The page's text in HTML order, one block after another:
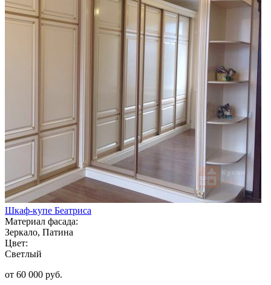
Шкаф-купе Беатриса
Материал фасада:
Зеркало, Патина
Цвет:
Светлый
от 60 000 руб.